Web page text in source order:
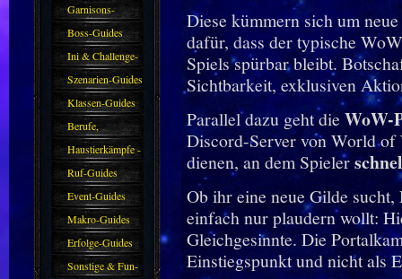
Garnisons-
Guides
Boss-Guides
Ini & Challenge-
Guides
Szenarien-Guides
Klassen-Guides
Berufe,
Farmkarten und
Haustiere
Haustierkämpfe -
Guide
Ruf-Guides
Event-Guides
Makro-Guides
Erfolge-Guides
Sonstige & Fun-
Diese kümmern sich um
dafür, dass der typische
Spiels spürbar bleibt.
Sichtbarkeit, exklusiven
Parallel dazu geht die WoW-
Discord-Server von World
dienen, an dem Spieler
Ob ihr eine neue Gilde
einfach nur plaudern wollt:
Gleichgesinnte. Die
Einstiegspunkt und nicht als